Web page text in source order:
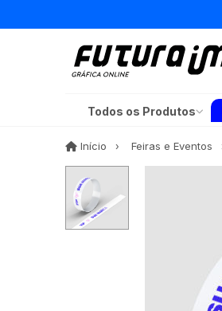
Todos os Produtos
Início InícioFeiras e Eventos